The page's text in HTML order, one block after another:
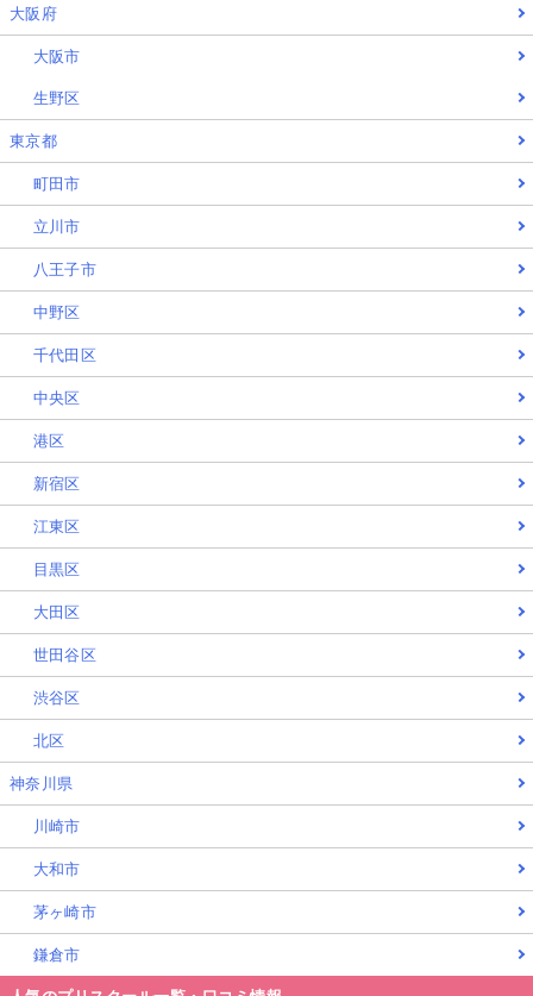
大阪府
大阪市
生野区
東京都
町田市
立川市
八王子市
中野区
千代田区
中央区
港区
新宿区
江東区
目黒区
大田区
世田谷区
渋谷区
北区
神奈川県
川崎市
大和市
茅ヶ崎市
鎌倉市